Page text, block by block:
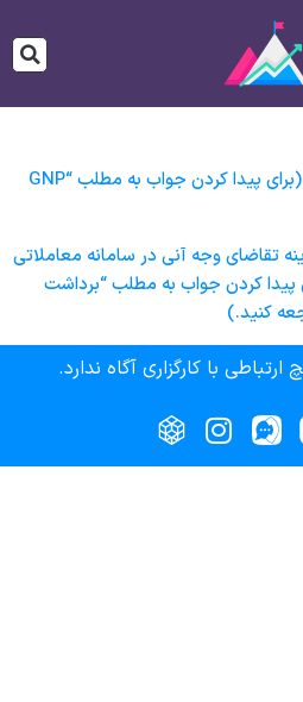
عبارت GNP به چه معنا است؟ (برای پیدا کردن جواب به مطلب “GNP
تقاضای وجه آنی در سامانه معاملاتی
پیدا کردن جواب به مطلب “برداشت
کنید.)
با کارگزاری آگاه ندارد.